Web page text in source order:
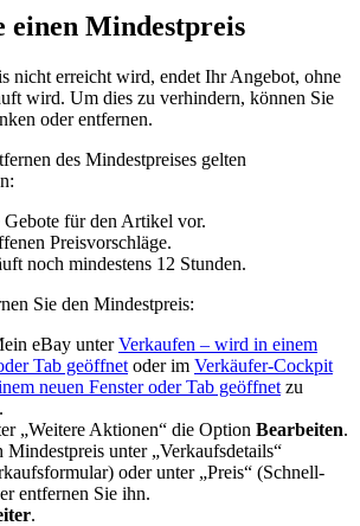
einen Mindestpreis
nicht erreicht wird, endet Ihr Angebot, ohne
wird. Um dies zu verhindern, können Sie
oder entfernen.
des Mindestpreises gelten
Gebote für den Artikel vor.
Preisvorschläge.
noch mindestens 12 Stunden.
Sie den Mindestpreis:
eBay unterVerkaufen – wird in einem
Tab geöffnet oder im Verkäufer-Cockpit
neuen Fenster oder Tab geöffnet zu
„Weitere Aktionen“ die Option Bearbeiten.
Mindestpreis unter „Verkaufsdetails“
oder unter „Preis“ (Schnell-
entfernen Sie ihn.
.